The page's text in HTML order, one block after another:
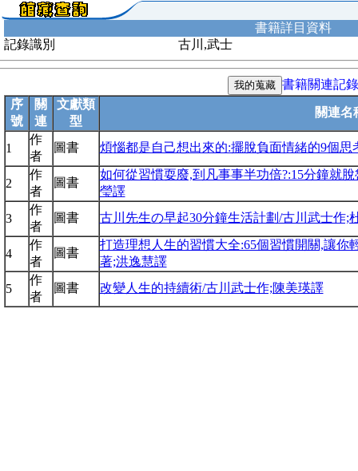
書籍詳目資料
記錄識別
古川,武士
書籍關連記錄
序
號
關
連
文獻類
型
關連名
1
作
者
圖書 煩惱都是自己想出來的:擺脫負面情緒的9個
2
作
者
圖書
如何從習慣耍廢,到凡事事半功倍?:15分鐘就
瑩譯
3
作
者
圖書 古川先生の早起30分鐘生活計劃/古川武士作;
4
作
者
圖書
打造理想人生的習慣大全:65個習慣開關,讓你
著;洪逸慧譯
5
作
者
圖書 改變人生的持續術/古川武士作;陳美瑛譯